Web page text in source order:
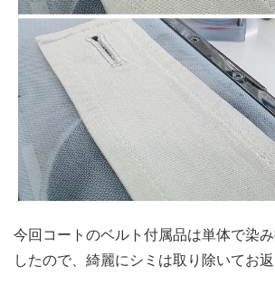
今回コートのベルト付属品は単体で染
したので、綺麗にシミは取り除いてお返